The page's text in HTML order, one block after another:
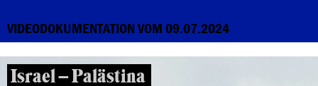
VIDEODOKUMENTATION VOM 09.07.2024
Israel – Palästina